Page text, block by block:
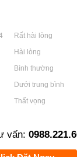
Rất hài lòng
Hài lòng
Bình thường
Dưới trung bình
Thất vọng
vấn: